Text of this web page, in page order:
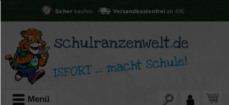
Sicherkaufen Versandkostenfreiab 49€
Menü